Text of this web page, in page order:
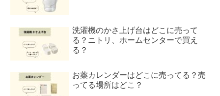
洗濯機のかさ上げ台はどこに売って
る？ニトリ、ホームセンターで買え
る？
お薬カレンダーはどこに売ってる？売
ってる場所はどこ？